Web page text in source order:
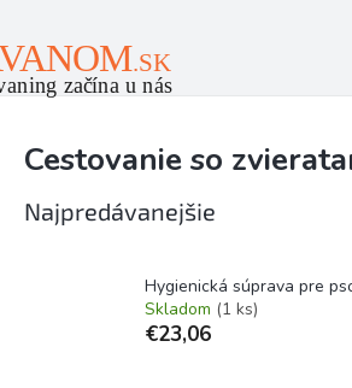
Cestovanie so
Najpredávanejšie
Hygienická súprava pre
Skladom (1 ks)
€23,06